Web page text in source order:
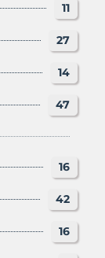
11
27
14
47
16
42
16